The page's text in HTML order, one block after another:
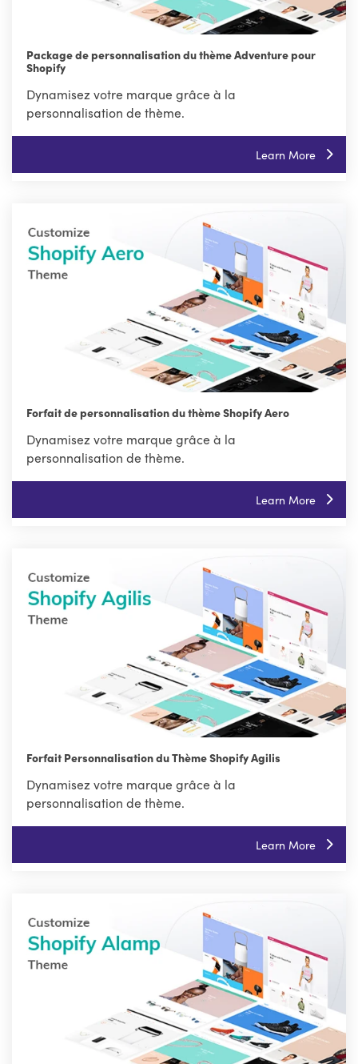
Package de personnalisation du thème Adventure pour
Shopify
Dynamisez votre marque grâce à la
personnalisation de thème.
Learn More
Forfait de personnalisation du thème Shopify Aero
Dynamisez votre marque grâce à la
personnalisation de thème.
Learn More
Forfait Personnalisation du Thème Shopify Agilis
Dynamisez votre marque grâce à la
personnalisation de thème.
Learn More